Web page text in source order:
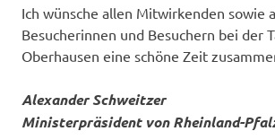
Ich wünsche allen Mitwirkenden sowie
Besucherinnen und Besuchern bei der
Oberhausen eine schöne Zeit
Alexander Schweitzer
Ministerpräsident von Rheinland-